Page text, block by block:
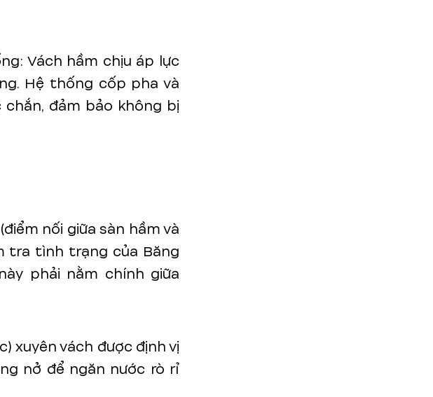
Vách hầm chịu áp lực
Hệ thống cốp pha và
đảm bảo không bị
nối giữa sàn hầm và
tra tình trạng của Băng
phải nằm chính giữa
xuyên vách được định vị
nở để ngăn nước rò rỉ